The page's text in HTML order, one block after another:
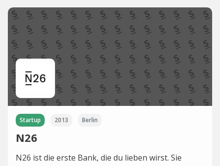
Startup 2013 Berlin
N26
N26 ist die erste Bank, die du lieben wirst. Sie